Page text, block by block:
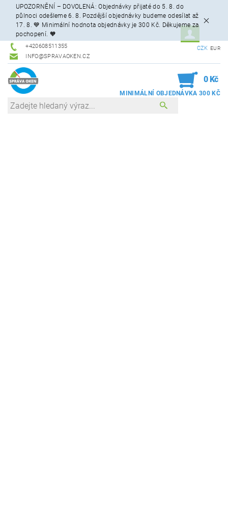
UPOZORNĚNÍ – DOVOLENÁ: Objednávky přijaté do 5. 8. do
půlnoci odešleme 6. 8. Pozdější objednávky budeme odesílat až
17. 8. 💙 Minimální hodnota objednávky je 300 Kč. Děkujeme za
pochopení. 🧡
+420608511355
INFO@SPRAVAOKEN.CZ
CZK EUR
0 Kč